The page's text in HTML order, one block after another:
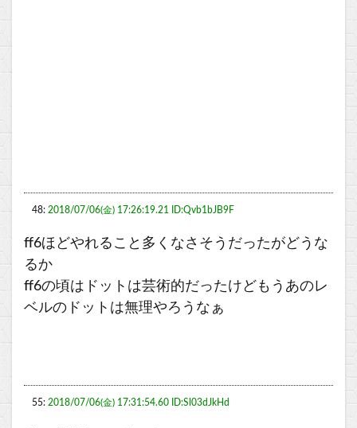
48: 2018/07/06(金) 17:26:19.21 ID:Qvb1bJB9F
ff6ほどやれること多くなさそうだったがどうな
るか
ff6の頃はドットは芸術的だったけどもうあのレ
ベルのドットは無理やろうなぁ
55: 2018/07/06(金) 17:31:54.60 ID:Sl03dJkHd